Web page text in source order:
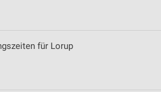
für Lorup